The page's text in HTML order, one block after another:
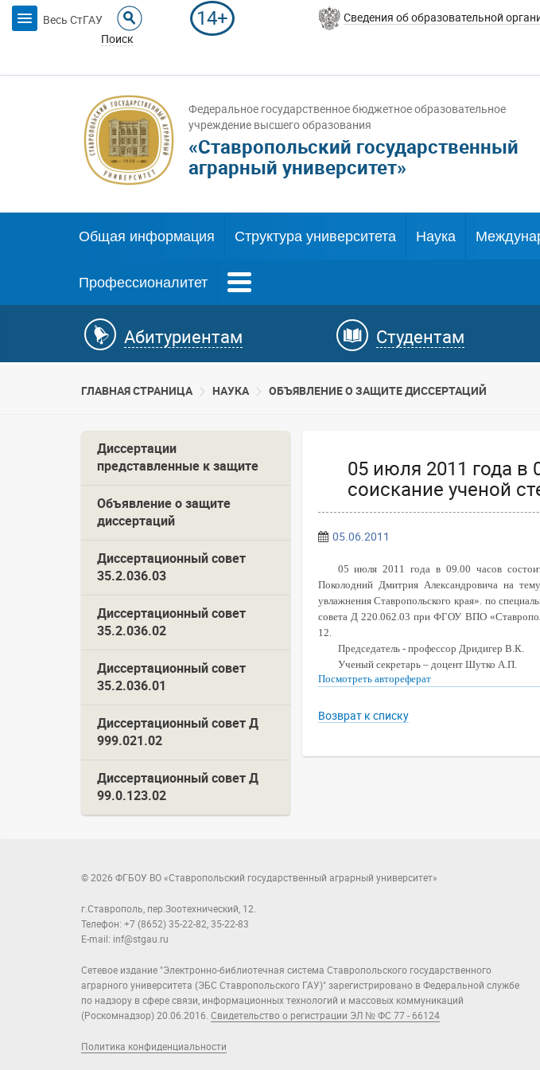
Весь СтГАУ
Поиск
14+ Сведения об образовательной
Федеральное государственное бюджетное образовательное
учреждение высшего образования
«Ставропольский государственный
аграрный университет»
Общая информация Структура университета Наука
Профессионалитет
Абитуриентам Студентам
ГЛАВНАЯ СТРАНИЦА НАУКА ОБЪЯВЛЕНИЕ О ЗАЩИТЕ ДИССЕРТАЦИЙ
Диссертации
представленные к защите
Объявление о защите
диссертаций
Диссертационный совет
35.2.036.03
Диссертационный совет
35.2.036.02
Диссертационный совет
35.2.036.01
Диссертационный совет Д
999.021.02
Диссертационный совет Д
99.0.123.02
05 июля 2011 года в
соискание ученой
05.06.2011
05 июля 2011 года в 09.00 часов
Поколодний Дмитрия Александровича на
увлажнения Ставропольского края». по
совета Д 220.062.03 при ФГОУ ВПО
12.
Председатель - профессор Дридигер В.К.
Ученый секретарь – доцент Шутко А.П.
Посмотреть автореферат
Возврат к списку
© 2026 ФГБОУ ВО «Ставропольский государственный аграрный университет»
г.Ставрополь, пер.Зоотехнический, 12.
Телефон: +7 (8652) 35-22-82, 35-22-83
E-mail: inf@stgau.ru
Сетевое издание "Электронно-библиотечная система Ставропольского государственного
аграрного университета (ЭБС Ставропольского ГАУ)" зарегистрировано в Федеральной службе
по надзору в сфере связи, информационных технологий и массовых коммуникаций
(Роскомнадзор) 20.06.2016. Свидетельство о регистрации ЭЛ № ФС 77 - 66124
Политика конфиденциальности